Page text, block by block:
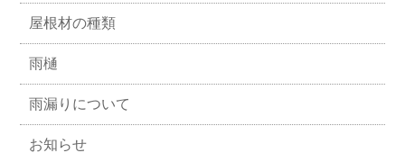
屋根材の種類
雨樋
雨漏りについて
お知らせ